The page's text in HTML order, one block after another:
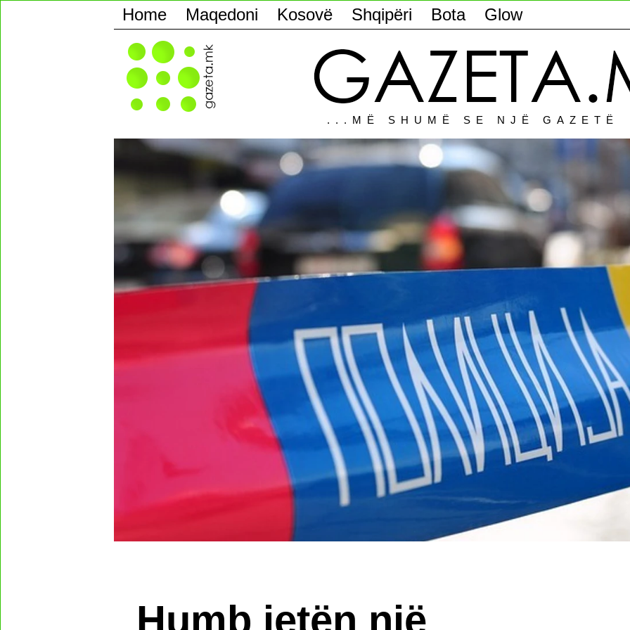
Home Maqedoni Kosovë Shqipëri Bota Glow
...MË SHUMË SE NJË GAZETË
Humb jetën një